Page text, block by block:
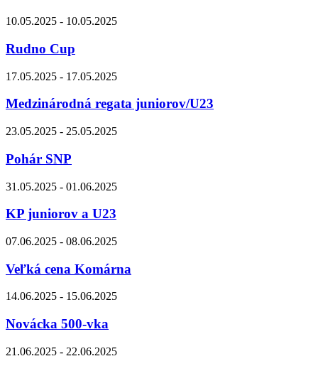
10.05.2025 - 10.05.2025
Rudno Cup
17.05.2025 - 17.05.2025
Medzinárodná regata juniorov/U23
23.05.2025 - 25.05.2025
Pohár SNP
31.05.2025 - 01.06.2025
KP juniorov a U23
07.06.2025 - 08.06.2025
Veľká cena Komárna
14.06.2025 - 15.06.2025
Novácka 500-vka
21.06.2025 - 22.06.2025